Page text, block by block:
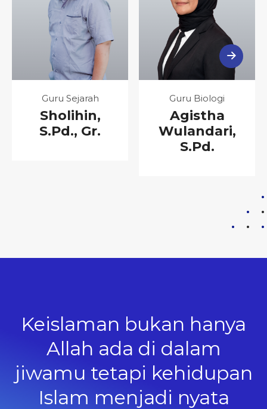
Guru Sejarah
Sholihin,
S.Pd., Gr.
Guru Biologi
Agistha
Wulandari,
S.Pd.
Berusahalah menjadi
orang Islam yang berani
menunjukan identitas
yang sebenarnya, bukan
Keislaman bukan hanya
Allah ada di dalam
jiwamu tetapi kehidupan
Islam menjadi nyata